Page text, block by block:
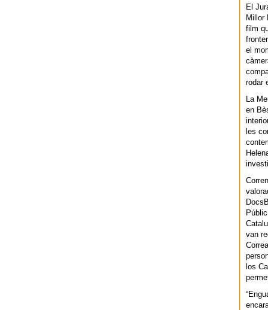
El
Millor
film
el
rodar
La
en
les
van
los